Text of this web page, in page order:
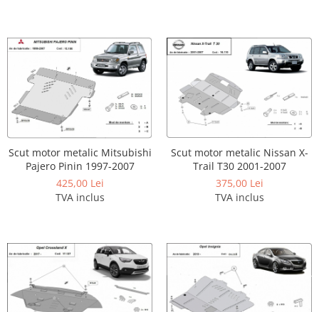
Covorase auto Mercedes
Covorase auto Mini
Covorase auto Mitsubishi
Covorase auto Nissan
Covorase auto Opel
Covorase auto Peugeot
Covorase auto Porsche
Covorase auto Renault
Covorase auto Saab
Covorase auto Subaru
Covorase auto Suzuki
Covorase auto Toyota
Covorase auto Volvo
Scut motor metalic Mitsubishi
Pajero Pinin 1997-2007
425,00 Lei
TVA inclus
Scut motor metalic Nissan X-
Trail T30 2001-2007
375,00 Lei
TVA inclus